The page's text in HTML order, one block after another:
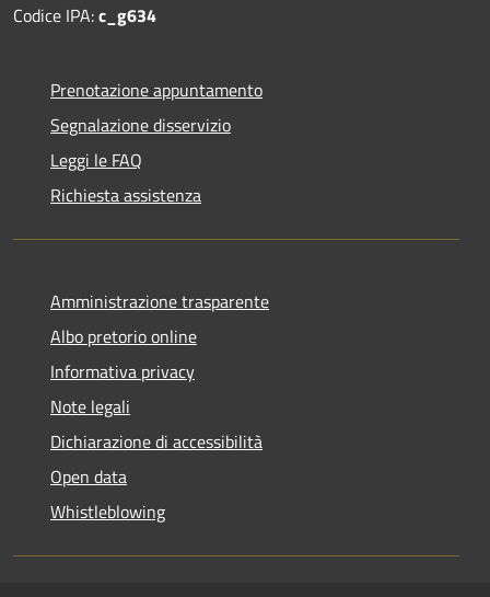
Codice IPA:c_g634
Prenotazione appuntamento
Segnalazione disservizio
Leggi le FAQ
Richiesta assistenza
Amministrazione trasparente
Albo pretorio online
Informativa privacy
Note legali
Dichiarazione di accessibilità
Open data
Whistleblowing